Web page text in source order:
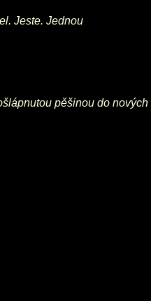
Jeste. Jednou
pěšinou do